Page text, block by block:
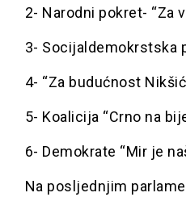
2- Narodni pokret- “Za
3- Socijaldemokrstska
4- “Za budućnost
5- Koalicija “Crno na
6- Demokrate “Mir je
Na posljednjim